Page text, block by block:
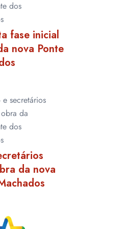
fase inicial
nova Ponte
da nova